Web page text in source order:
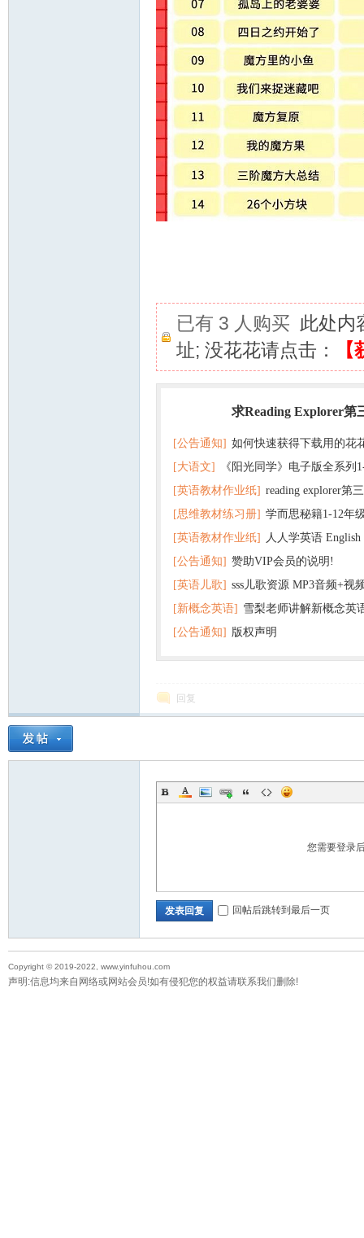
已有 3 人购买 此处内
址; 没花花请点击：
求Reading Explorer第
[公告通知] 如何快速获得下载用的花
[大语文]
《阳光同学》电子版全系列
+英语
[英语教材作业纸] reading explorer第
+音频 百度云网盘下载
[思维教材练习册] 学而思秘籍1-12年
子版PDF全册 百度网盘
[英语教材作业纸] 人人学英语
版pdf 百度网盘下载
[公告通知] 赞助VIP会员的说明!
[英语儿歌] sss儿歌资源 MP3音频+视
百度云网盘下载
[新概念英语] 雪梨老师讲解新概念英
[公告通知] 版权声明
回复
您需要登录
发表回复 回帖后跳转到最后一页
Copyright © 2019-2022, www.yinfuhou.com
声明:信息均来自网络或网站会员!如有侵犯您的权益请联系我们删除!